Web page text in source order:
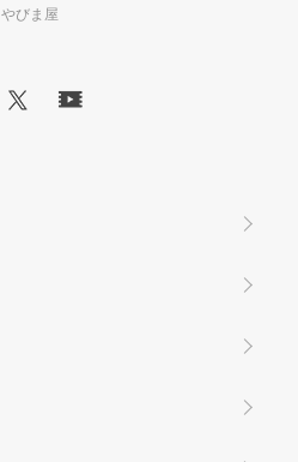
やびま屋